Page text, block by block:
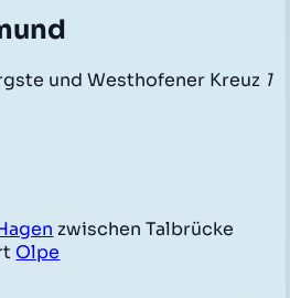
und Westhofener Kreuz 1
zwischen Talbrücke
Olpe